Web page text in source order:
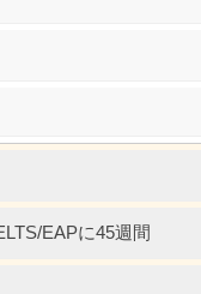
EAPに45週間